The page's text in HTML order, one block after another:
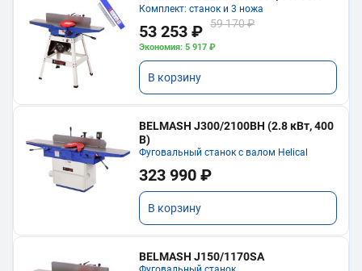
Комплект: станок и 3 ножа
53 253 ₽ 59 170 ₽
Экономия: 5 917 ₽
В корзину
BELMASH J300/2100ВH (2.8 кВт, 400
В)
Фуговальный станок с валом Helical
323 990 ₽
В корзину
BELMASH J150/1170SA